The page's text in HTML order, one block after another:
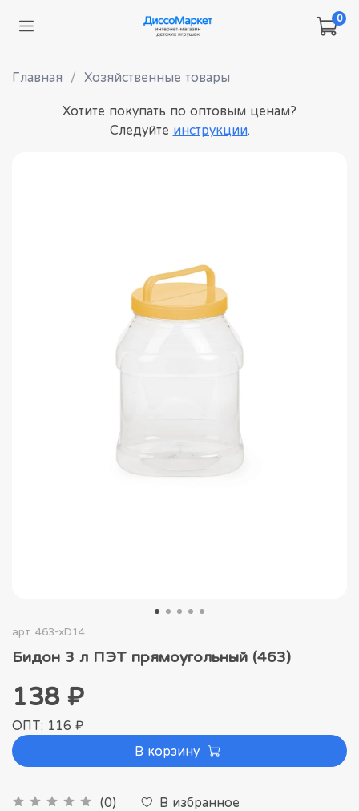
0
Главная Хозяйственные товары
Хотите покупать по оптовым ценам?
Следуйте инструкции.
арт. 463-xD14
Бидон 3 л ПЭТ прямоугольный (463)
(0) В избранное
138 ₽
ОПТ: 116 ₽
В корзину